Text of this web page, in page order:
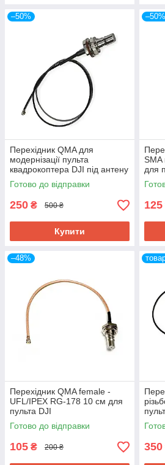
–50%
Перехідник QMA для
модернізації пульта
квадрокоптера DJI під антену
Alientech 30 см
Готово до відправки
250 ₴ 500 ₴
Купити
–50%
SMA
для
125
–48%
Перехідник QMA female -
UFL/IPEX RG-178 10 см для
пульта DJI
Готово до відправки
105 ₴ 200 ₴ 350